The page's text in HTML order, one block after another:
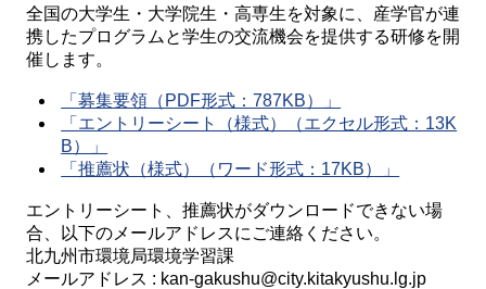
全国の大学生・大学院生・高専生を対象に、産学官が連
携したプログラムと学生の交流機会を提供する研修を開
催します。
「募集要領（PDF形式：787KB）」
「エントリーシート（様式）（エクセル形式：13K
B）」
「推薦状（様式）（ワード形式：17KB）」
エントリーシート、推薦状がダウンロードできない場
合、以下のメールアドレスにご連絡ください。
北九州市環境局環境学習課
メールアドレス : kan-gakushu@city.kitakyushu.lg.jp